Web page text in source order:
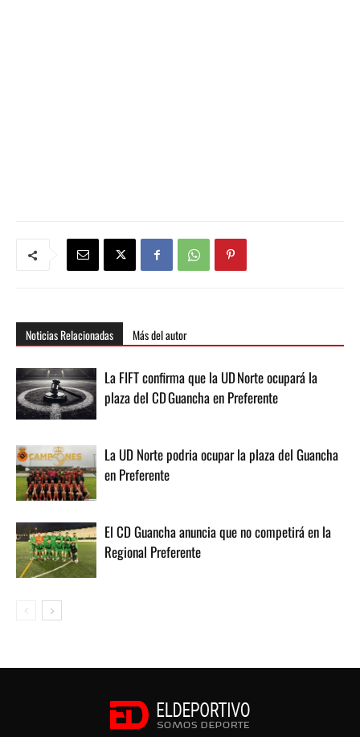
Noticias Relacionadas Más del autor
La FIFT confirma que la UD Norte ocupará la
plaza del CD Guancha en Preferente
La UD Norte podria ocupar la plaza del Guancha
en Preferente
El CD Guancha anuncia que no competirá en la
Regional Preferente